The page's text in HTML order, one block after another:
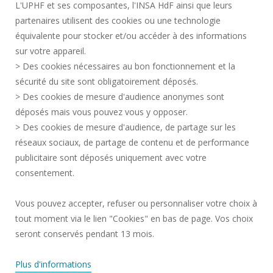
PLAN DES CAMPUS
MENTIONS LÉGALES
CONTACTS
DONNÉES PERSONNELLES
SERVICES PUBLICS +
CRÉDITS
JE DONNE MON AVIS
ACCESSIBILITÉ : NON CONFORME
GESTION DES COOKIES
Rejoignez-nous!
L'UPHF et ses composantes, l'INSA HdF ainsi que leurs
partenaires utilisent des cookies ou une technologie
équivalente pour stocker et/ou accéder à des informations
sur votre appareil.
> Des cookies nécessaires au bon fonctionnement et la
sécurité du site sont obligatoirement déposés.
> Des cookies de mesure d'audience anonymes sont
déposés mais vous pouvez vous y opposer.
> Des cookies de mesure d'audience, de partage sur les
réseaux sociaux, de partage de contenu et de performance
publicitaire sont déposés uniquement avec votre
consentement.
Vous pouvez accepter, refuser ou personnaliser votre choix à
tout moment via le lien "Cookies" en bas de page. Vos choix
seront conservés pendant 13 mois.
Plus d'informations